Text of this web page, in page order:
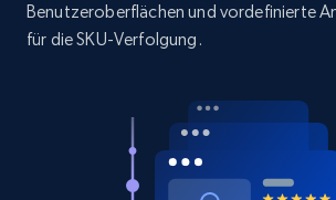
Target
174+
Benutzeroberflächen und vordefinierte
für die SKU-Verfolgung.